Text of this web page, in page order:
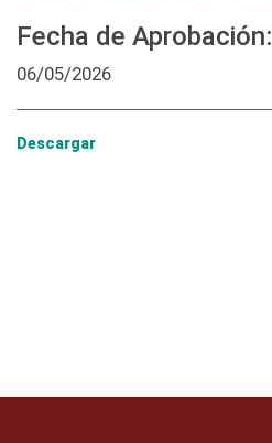
Fecha de Aprobación:
06/05/2026
Descargar